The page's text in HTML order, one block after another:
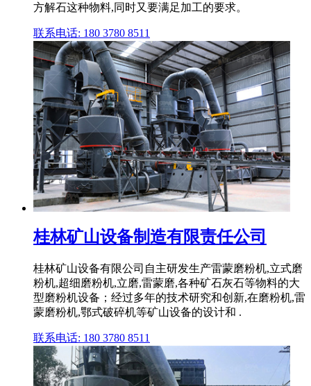
方解石这种物料,同时又要满足加工的要求。
联系电话: 180 3780 8511
桂林矿山设备制造有限责任公司
桂林矿山设备有限公司自主研发生产雷蒙磨粉机,立式磨
粉机,超细磨粉机,立磨,雷蒙磨,各种矿石灰石等物料的大
型磨粉机设备；经过多年的技术研究和创新,在磨粉机,雷
蒙磨粉机,鄂式破碎机等矿山设备的设计和 .
联系电话: 180 3780 8511